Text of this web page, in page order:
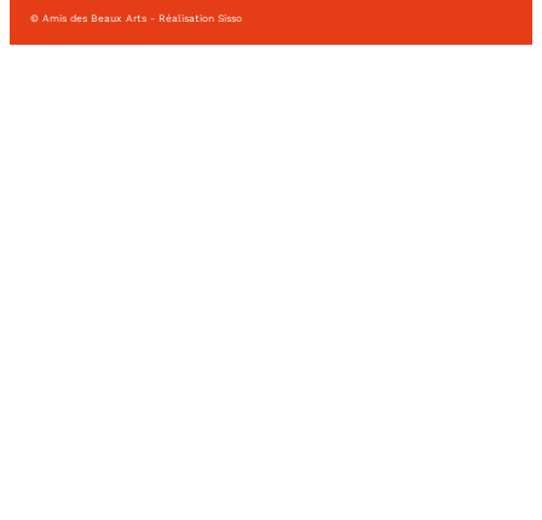
© Amis des Beaux Arts - Réalisation Sisso